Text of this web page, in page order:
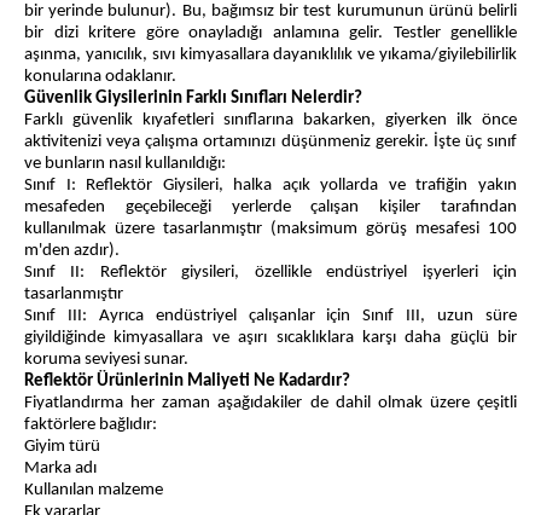
bir yerinde bulunur). Bu, bağımsız bir test kurumunun ürünü belirli
bir dizi kritere göre onayladığı anlamına gelir. Testler genellikle
aşınma, yanıcılık, sıvı kimyasallara dayanıklılık ve yıkama/giyilebilirlik
konularına odaklanır.
Güvenlik Giysilerinin Farklı Sınıfları Nelerdir?
Farklı güvenlik kıyafetleri sınıflarına bakarken, giyerken ilk önce
aktivitenizi veya çalışma ortamınızı düşünmeniz gerekir. İşte üç sınıf
ve bunların nasıl kullanıldığı:
Sınıf I: Reflektör Giysileri, halka açık yollarda ve trafiğin yakın
mesafeden geçebileceği yerlerde çalışan kişiler tarafından
kullanılmak üzere tasarlanmıştır (maksimum görüş mesafesi 100
m'den azdır).
Sınıf II: Reflektör giysileri, özellikle endüstriyel işyerleri için
tasarlanmıştır
Sınıf III: Ayrıca endüstriyel çalışanlar için Sınıf III, uzun süre
giyildiğinde kimyasallara ve aşırı sıcaklıklara karşı daha güçlü bir
koruma seviyesi sunar.
Reflektör Ürünlerinin Maliyeti Ne Kadardır?
Fiyatlandırma her zaman aşağıdakiler de dahil olmak üzere çeşitli
faktörlere bağlıdır:
Giyim türü
Marka adı
Kullanılan malzeme